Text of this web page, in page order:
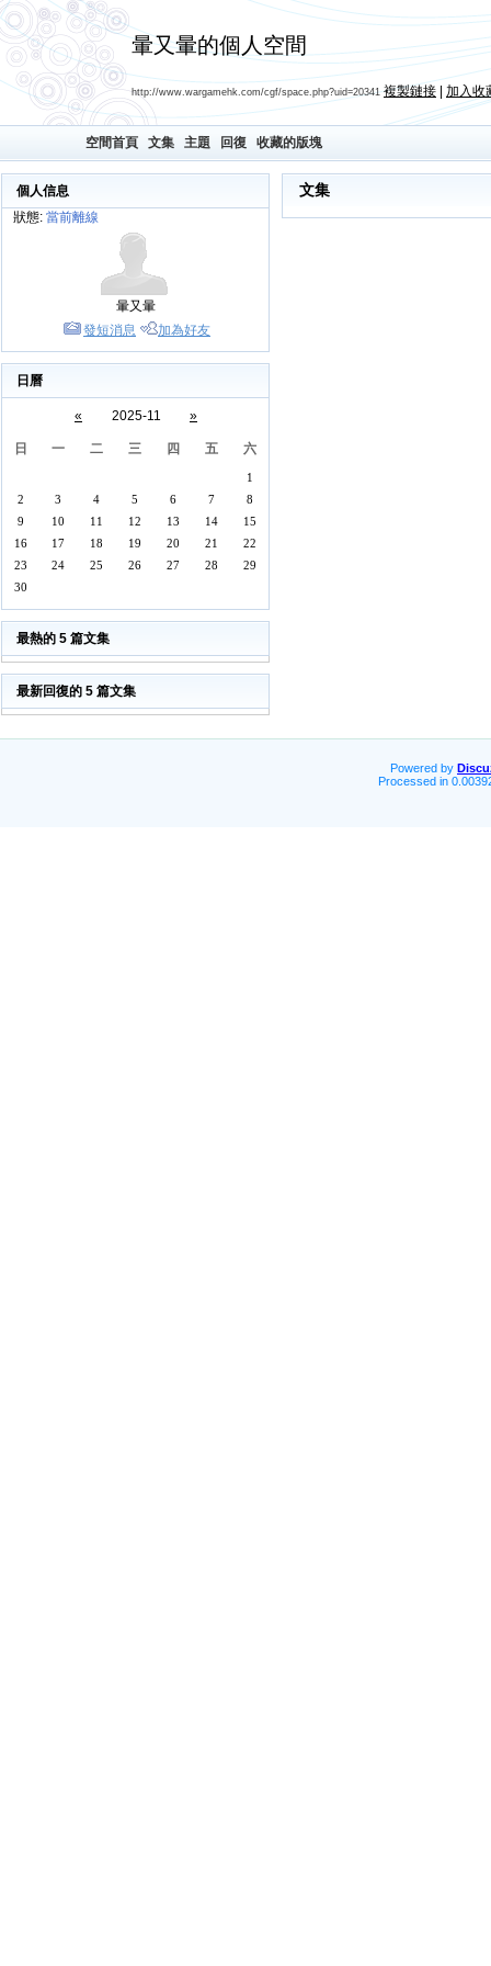
暈又暈的個人空間
http://www.wargamehk.com/cgf/space.php?uid=20341 複製鏈接 加入收
空間首頁 文集 主題 回復 收藏的版塊
個人信息
狀態: 當前離線
暈又暈
發短消息
加為好友
日曆
« 2025-11 »
日 一 二 三 四 五 六
1
2
3 4 5 6 7
8
9
10 11 12 13 14
15
16
17 18 19 20 21
22
23
24 25 26 27 28
29
30
最熱的 5 篇文集
最新回復的 5 篇文集
文集
Powered by
Processed in